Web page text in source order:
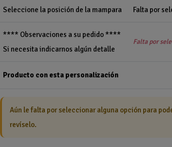
Seleccione la posición de la mampara Falta por
**** Observaciones a su pedido ****
Si necesita indicarnos algún detalle
Falta por
Producto con esta personalización
Aún le falta por seleccionar alguna opción para
revíselo.